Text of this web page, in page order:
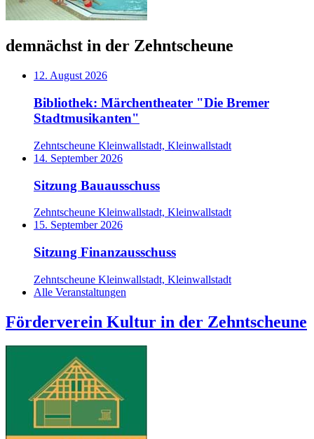
demnächst in der Zehntscheune
12. August 2026
Bibliothek: Märchentheater "Die Bremer
Stadtmusikanten"
Zehntscheune Kleinwallstadt, Kleinwallstadt
14. September 2026
Sitzung Bauausschuss
Zehntscheune Kleinwallstadt, Kleinwallstadt
15. September 2026
Sitzung Finanzausschuss
Zehntscheune Kleinwallstadt, Kleinwallstadt
Alle Veranstaltungen
Förderverein Kultur in der Zehntscheune